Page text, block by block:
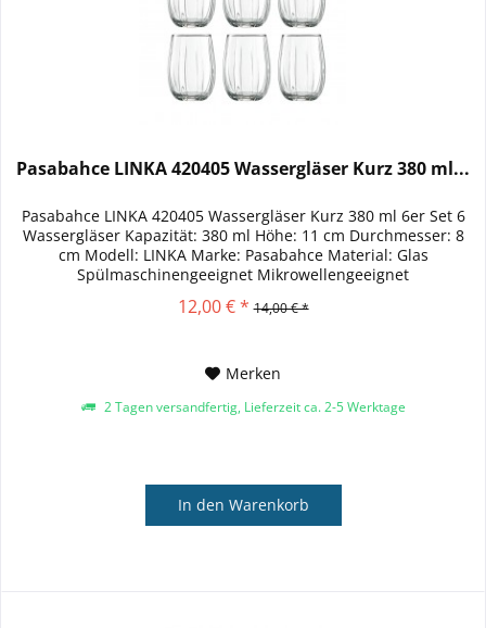
Pasabahce LINKA 420405 Wassergläser Kurz 380 ml...
Pasabahce LINKA 420405 Wassergläser Kurz 380 ml 6er Set 6
Wassergläser Kapazität: 380 ml Höhe: 11 cm Durchmesser: 8
cm Modell: LINKA Marke: Pasabahce Material: Glas
Spülmaschinengeeignet Mikrowellengeeignet
12,00 € * 14,00 € *
Merken
2 Tagen versandfertig, Lieferzeit ca. 2-5 Werktage
In den Warenkorb